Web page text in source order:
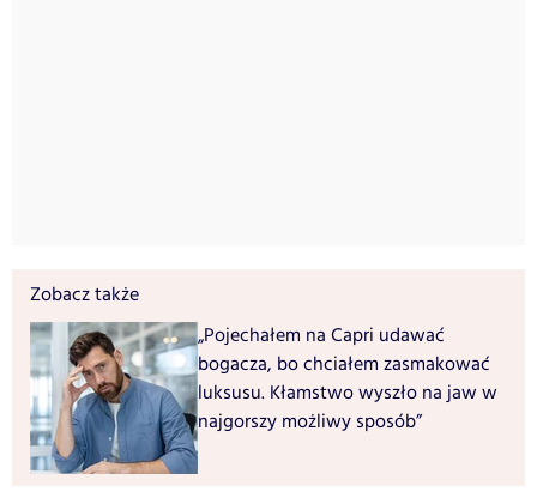
Zobacz także
„Pojechałem na Capri udawać
bogacza, bo chciałem zasmakować
luksusu. Kłamstwo wyszło na jaw w
najgorszy możliwy sposób”